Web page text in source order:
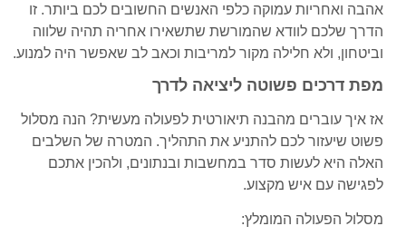
אהבה ואחריות עמוקה כלפי האנשים החשובים לכם ביותר. זו
הדרך שלכם לוודא שהמורשת שתשאירו אחריה תהיה שלווה
וביטחון, ולא חלילה מקור למריבות וכאב לב שאפשר היה למנוע.
מפת דרכים פשוטה ליציאה לדרך
אז איך עוברים מהבנה תיאורטית לפעולה מעשית? הנה מסלול
פשוט שיעזור לכם להתניע את התהליך. המטרה של השלבים
האלה היא לעשות סדר במחשבות ובנתונים, ולהכין אתכם
לפגישה עם איש מקצוע.
מסלול הפעולה המומלץ: